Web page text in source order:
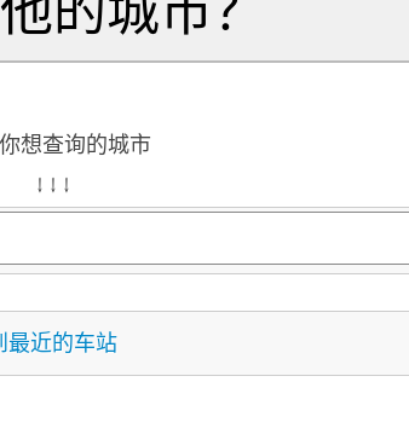
想查询的城市
↓ ↓ ↓
最近的车站